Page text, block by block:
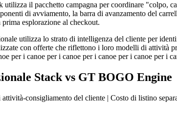
il pacchetto campagna per coordinare "colpo,
di avviamento, la barra di avanzamento del
esplorazione al checkout.
utilizza lo strato di intelligenza del cliente per
con offerte che riflettono i loro modelli di attività
per i canoe per i canoe per i canoe per i canoe per i
Stack vs GT BOGO Engine
consigliamento del cliente | Costo di listino